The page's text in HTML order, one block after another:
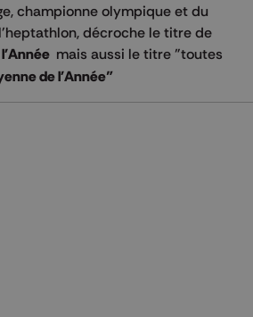
championne olympique et du
décroche le titre de
mais aussi le titre "toutes
de l'Année"